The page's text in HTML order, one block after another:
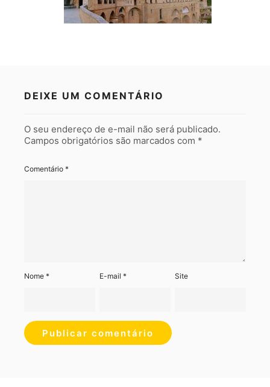
DEIXE UM COMENTÁRIO
O seu endereço de e-mail não será publicado.
Campos obrigatórios são marcados com *
Comentário *
Nome * E-mail* Site